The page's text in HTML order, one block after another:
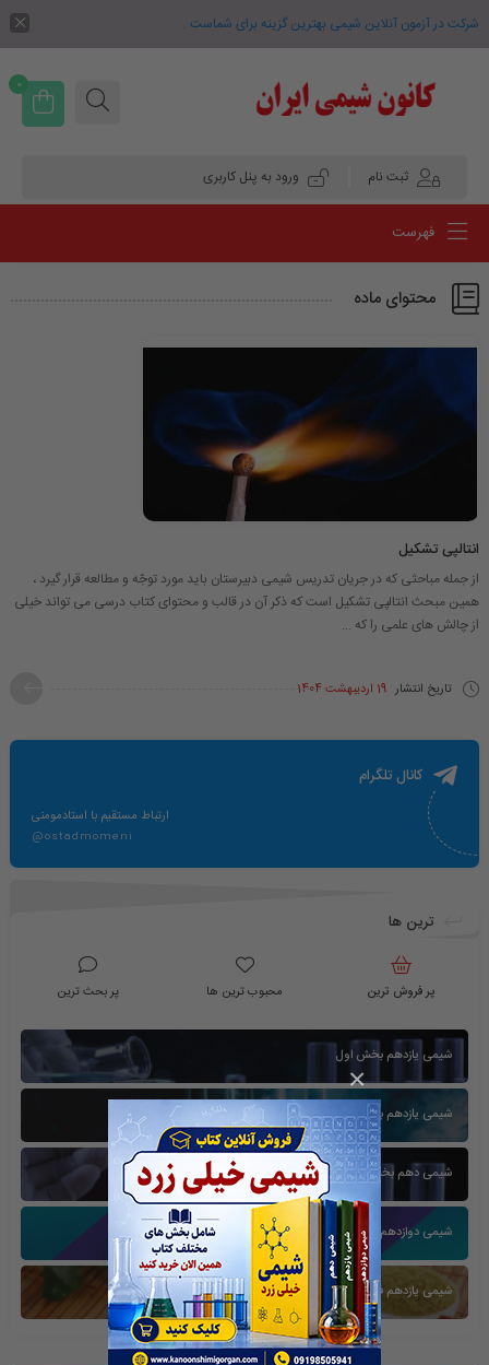
×
شرکت در آزمون آنلاین شیمی بهترین گزینه برای شماست .
ثبت نام ورود به پنل کاربری
0
فهرست
محتوای ماده
انتالپی تشکیل
از جمله مباحثی که در جریان تدریس شیمی دبیرستان باید مورد توجّه و مطالعه قرار گیرد ،
همین مبحث انتالپی تشکیل است که ذکر آن در قالب و محتوای کتاب درسی می تواند خیلی
از چالش های علمی را که ...
تاریخ انتشار 19 اردیبهشت 1404
کانال تلگرام
ارتباط مستقیم با استادمومنی
@ostadmomeni
ترین ها
پر فروش ترین محبوب ترین ها پر بحث ترین
شیمی یازدهم بخش اول
شیمی یازدهم بخش سوم
شیمی دهم بخش اول
شیمی دوازدهم بخش سوم
شیمی یازدهم فصل دوم